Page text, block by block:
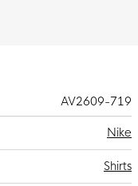
AV2609-719
Nike
Shirts